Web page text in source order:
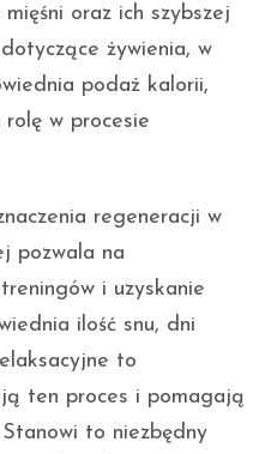
oraz ich szybszej
żywienia, w
podaż kalorii,
w procesie
regeneracji w
pozwala na
i uzyskanie
ilość snu, dni
to
ten proces i pomagają
to niezbędny